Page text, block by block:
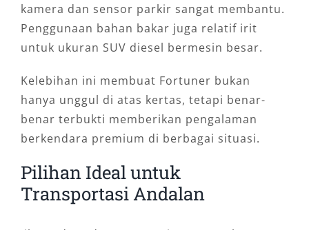
kamera dan sensor parkir sangat membantu.
Penggunaan bahan bakar juga relatif irit
untuk ukuran SUV diesel bermesin besar.
Kelebihan ini membuat Fortuner bukan
hanya unggul di atas kertas, tetapi benar-
benar terbukti memberikan pengalaman
berkendara premium di berbagai situasi.
Pilihan Ideal untuk
Transportasi Andalan